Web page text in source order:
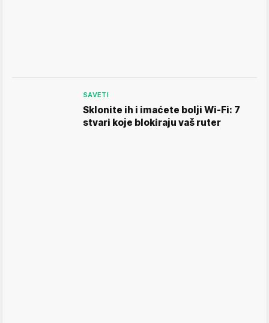
SAVETI
Sklonite ih i imaćete bolji Wi-Fi: 7
stvari koje blokiraju vaš ruter